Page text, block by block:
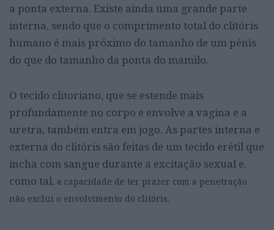
a ponta externa. Existe ainda uma grande parte
interna, sendo que o comprimento total do clitóris
humano é mais próximo do tamanho de um pénis
do que do tamanho da ponta do mamilo.
O tecido clitoriano, que se estende mais
profundamente no corpo e envolve a vagina e a
uretra, também entra em jogo. As partes interna e
externa do clitóris são feitas de um tecido erétil que
incha com sangue durante a excitação sexual e,
como tal, a capacidade de ter prazer com a penetração
não exclui o envolvimento do clitóris.